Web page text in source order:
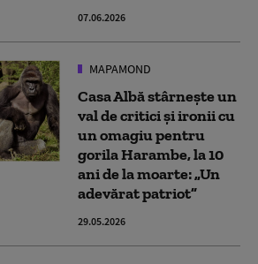
07.06.2026
MAPAMOND
Casa Albă stârnește un
val de critici și ironii cu
un omagiu pentru
gorila Harambe, la 10
ani de la moarte: „Un
adevărat patriot”
29.05.2026